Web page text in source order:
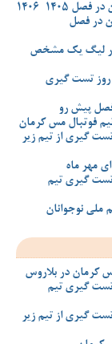
1406
در فصل
در لیگ یک مشخص
روز تست گیری
پیش رو
فوتبال مس کرمان
گیری از تیم زیر
مهر ماه
تست گیری تیم
ملی نوجوانان
کرمان در بلاروس
تست گیری تیم
گیری از تیم زیر